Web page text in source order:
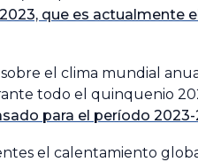
que es actualmente
el clima mundial
todo el quinquenio
para el período
el calentamiento